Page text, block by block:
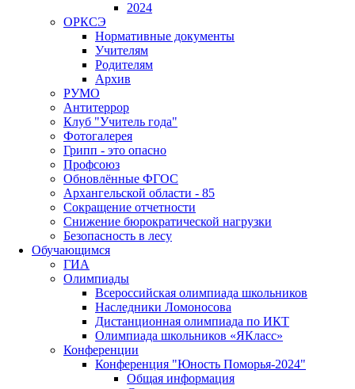
2024
ОРКСЭ
Нормативные документы
Учителям
Родителям
Архив
РУМО
Антитеррор
Клуб "Учитель года"
Фотогалерея
Грипп - это опасно
Профсоюз
Обновлённые ФГОС
Архангельской области - 85
Сокращение отчетности
Снижение бюрократической нагрузки
Безопасность в лесу
Обучающимся
ГИА
Олимпиады
Всероссийская олимпиада школьников
Наследники Ломоносова
Дистанционная олимпиада по ИКТ
Олимпиада школьников «ЯКласс»
Конференции
Конференция "Юность Поморья-2024"
Общая информация